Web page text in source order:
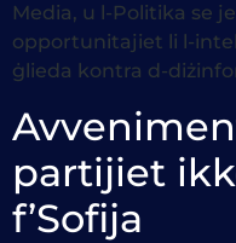
Media, u l-Politika se
opportunitajiet li l-
ġlieda kontra d-
partijiet
f’Sofija